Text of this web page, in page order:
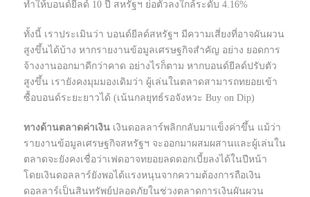
ทำให้บอนด์ยีลด์ 10 ปี สหรัฐฯ ย่อตัวลงใกล้ระดับ 4.16%
ทั้งนี้ เราประเมินว่า บอนด์ยีลด์สหรัฐฯ มีความเสี่ยงที่อาจผันผวน
สูงขึ้นได้บ้าง หากรายงานข้อมูลเศรษฐกิจสำคัญ อย่าง ยอดการ
จ้างงานออกมาดีกว่าคาด อย่างไรก็ตาม หากบอนด์ยีลด์ปรับตัว
สูงขึ้น เรายังคงมุมมองเดิมว่า ผู้เล่นในตลาดสามารถทยอยเข้า
ซื้อบอนด์ระยะยาวได้ (เน้นกลยุทธ์รอจังหวะ Buy on Dip)
ทางด้านตลาดค่าเงิน เงินดอลลาร์พลิกกลับมาแข็งค่าขึ้น แม้ว่า
รายงานข้อมูลเศรษฐกิจสหรัฐฯ จะออกมาผสมผสานและผู้เล่นใน
ตลาดจะยังคงเชื่อว่าเฟดอาจทยอยลดดอกเบี้ยลงได้ในปีหน้า
โดยเงินดอลลาร์ยังพอได้แรงหนุนจากความต้องการถือเงิน
ดอลลาร์เป็นสินทรัพย์ปลอดภัยในช่วงตลาดการเงินผันผวน